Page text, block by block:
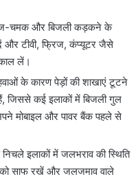
चमक और बिजली कड़कने के
और टीवी, फ्रिज, कंप्यूटर जैसे
लें।
के कारण पेड़ों की शाखाएं टूटने
जिससे कई इलाकों में बिजली गुल
मोबाइल और पावर बैंक पहले से
निचले इलाकों में जलभराव की स्थिति
साफ रखें और जलजमाव वाले